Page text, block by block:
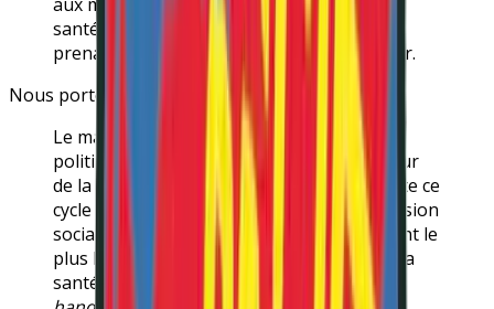
santé mentale que de nombreuses parties
prenantes progressistes tentent d’engager.
Nous portons ici haut et fort sa conclusion :
Le manque de volonté des responsables
politiques de s’investir pleinement en faveur
de la santé mentale et du bien-être alimente ce
cycle de discrimination, d’inégalités, d’exclusion
sociale et de violence. Les personnes qui ont le
plus besoin d’une action de promotion de la
santé, à savoir [
celleux en situation de